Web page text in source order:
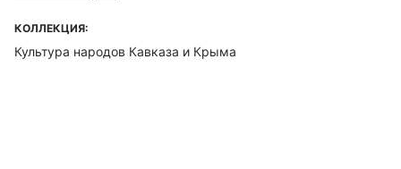
КОЛЛЕКЦИЯ:
Культура народов Кавказа и Крыма